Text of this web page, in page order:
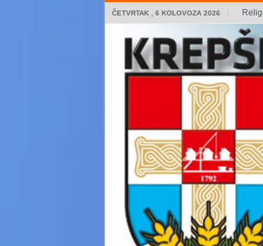
ČETVRTAK , 6 KOLOVOZA 2026